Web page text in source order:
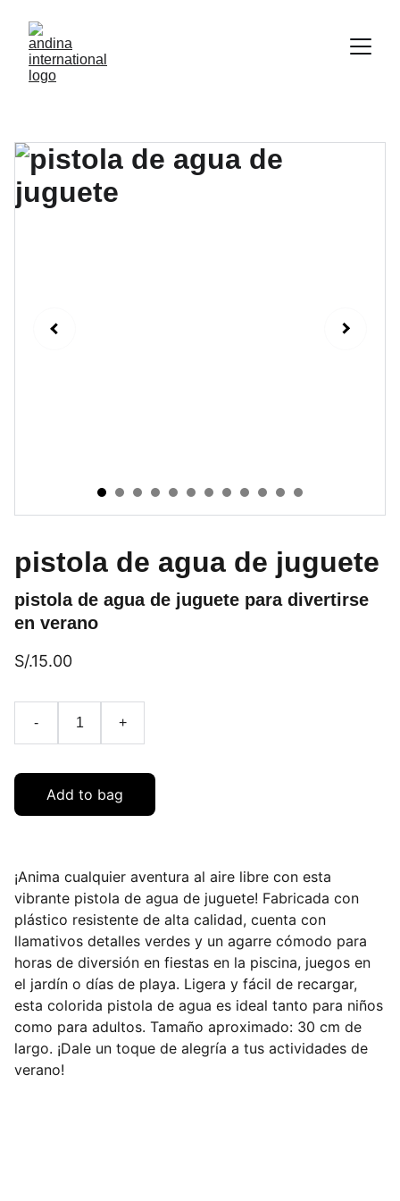
pistola de agua de juguete
pistola de agua de juguete para divertirse
en verano
S/.15.00
- +
Add to bag
¡Anima cualquier aventura al aire libre con esta
vibrante pistola de agua de juguete! Fabricada con
plástico resistente de alta calidad, cuenta con
llamativos detalles verdes y un agarre cómodo para
horas de diversión en fiestas en la piscina, juegos en
el jardín o días de playa. Ligera y fácil de recargar,
esta colorida pistola de agua es ideal tanto para niños
como para adultos. Tamaño aproximado: 30 cm de
largo. ¡Dale un toque de alegría a tus actividades de
verano!